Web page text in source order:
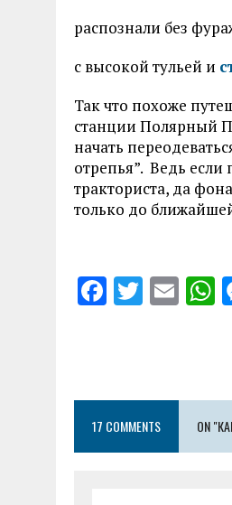
распознали без
с высокой тульей и
Так что похоже
станции Полярный
начать
отрепья”. Ведь если
тракториста, да
только до
F
o
o
k
T
r
E
p
p
17 COMMENTS ON